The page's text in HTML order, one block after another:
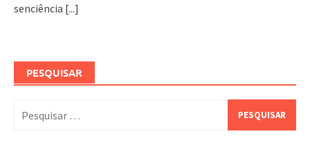
senciência [...]
PESQUISAR
por: